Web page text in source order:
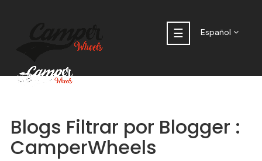
Navegación
de
☰ Español
Blogs Filtrar por Blogger :
CamperWheels